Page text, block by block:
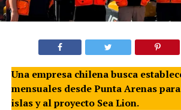
Una empresa chilena busca
mensuales desde Punta Arenas
islas y al proyecto Sea Lion.